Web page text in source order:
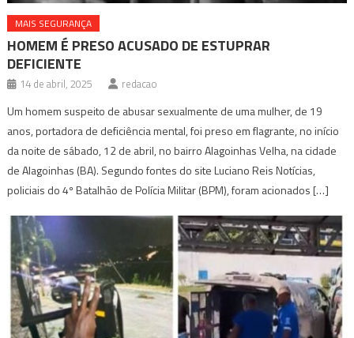
MAIS SEGURANÇA
HOMEM É PRESO ACUSADO DE ESTUPRAR
DEFICIENTE
14 de abril, 2025 redacao
Um homem suspeito de abusar sexualmente de uma mulher, de 19
anos, portadora de deficiência mental, foi preso em flagrante, no início
da noite de sábado, 12 de abril, no bairro Alagoinhas Velha, na cidade
de Alagoinhas (BA). Segundo fontes do site Luciano Reis Notícias,
policiais do 4º Batalhão de Polícia Militar (BPM), foram acionados […]